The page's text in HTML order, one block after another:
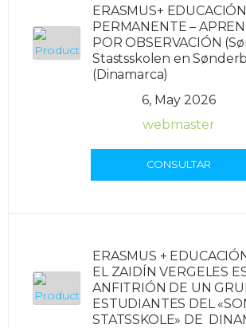
ERASMUS+ EDUCACIÓN
PERMANENTE –
POR OBSERVACIÓN
Stastsskolen en
(Dinamarca)
6, May 2026
webmaster
CONSULTAR
ERASMUS +
EL ZAIDÍN VERGELES
ANFITRIÓN DE UN
ESTUDIANTES DEL
STATSSKOLE» DE